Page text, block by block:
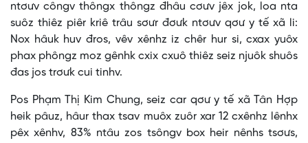
ntơưv côngv thôngx thôngz đhâu cơưv jêx jok, loa nta
suôz thiêz piêr kriê trâu sơưr đơưk ntơưv qơư y tế xã li:
Nox hâuk huv đros, vêv xênhz iz chêr hur si, cxax yuôx
phax phôngz moz gênhk cxix cxuô thiêz seiz njuôk shuôs
đas jos trơưk cui tinhv.
Pos Phạm Thị Kim Chung, seiz car qơư y tế xã Tân Hợp
heik pâuz, hâur thax tsav muôx zuôr xar 12 cxênhz lênhx
pêx xênhv, 83% ntâu zos tsôngv box heir nênhs tsơưs,